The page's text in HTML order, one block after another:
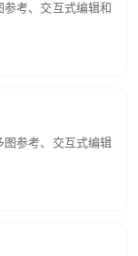
考、交互式编辑和
参考、交互式编辑